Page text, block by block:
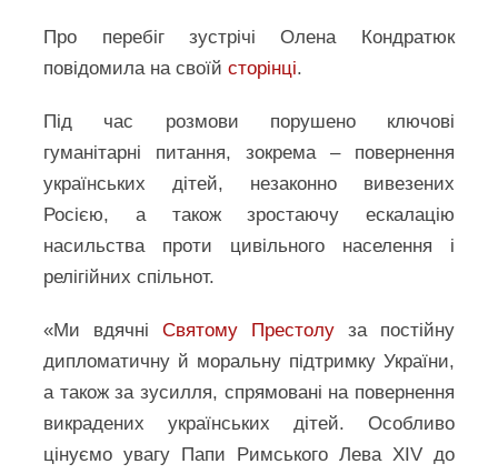
Про перебіг зустрічі Олена Кондратюк
повідомила на своїйсторінці.
Під час розмови порушено ключові
гуманітарні питання, зокрема – повернення
українських дітей, незаконно вивезених
Росією, а також зростаючу ескалацію
насильства проти цивільного населення і
релігійних спільнот.
«Ми вдячніСвятому Престолуза постійну
дипломатичну й моральну підтримку України,
а також за зусилля, спрямовані на повернення
викрадених українських дітей. Особливо
цінуємо увагу Папи Римського Лева XIV до